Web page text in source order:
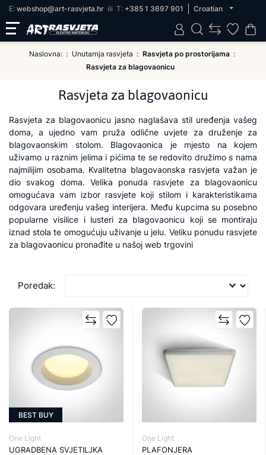
E: webshop@art-rasvjeta.hr ili T: +385 1 3697 901 Croatian
Naslovna: Unutarnja rasvjeta
Rasvjeta po prostorijama
Rasvjeta za blagovaonicu
Rasvjeta za blagovaonicu
Rasvjeta za blagovaonicu jasno naglašava stil uređenja vašeg
doma, a ujedno vam pruža odlične uvjete za druženje za
blagovaonskim stolom. Blagovaonica je mjesto na kojem
uživamo u raznim jelima i pićima te se redovito družimo s nama
najmilijim osobama. Kvalitetna blagovaonska rasvjeta važan je
dio svakog doma. Velika ponuda rasvjete za blagovaonicu
omogućava vam izbor rasvjete koji stilom i karakteristikama
odgovara uređenju vašeg interijera. Među kupcima su posebno
popularne visilice i lusteri za blagovaonicu koji se montiraju
iznad stola te omogućuju uživanje u jelu. Veliku ponudu rasvjete
za blagovaonicu pronađite u našoj web trgovini
Poredak:
BEST BUY
One Light
UGRADBENA SVJETILJKA
One Light
PLAFONJERA